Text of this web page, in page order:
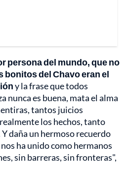
persona del mundo, que no
bonitos del Chavo eran el
y la frase que todos
nunca es buena, mata el alma
tantos juicios
los hechos, tanto
daña un hermoso recuerdo
ha unido como hermanos
sin barreras, sin fronteras",